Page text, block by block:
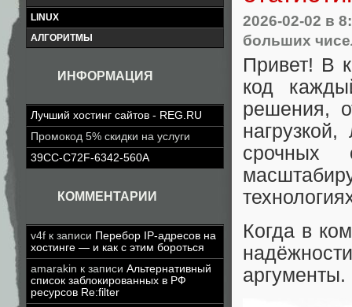
LINUX
АЛГОРИТМЫ
ИНФОРМАЦИЯ
Лучший хостинг сайтов - REG.RU
Промокод 5% скидки на услуги
39CC-C72F-6342-560A
КОММЕНТАРИИ
v4f к записи Перебор IP-адресов на
хостинге — и как с этим бороться
amarakin к записи Альтернативный
список заблокированных в РФ
ресурсов Re:filter
2026-02-02 в
больших
Привет! В
код
решения,
срочных
Когда в